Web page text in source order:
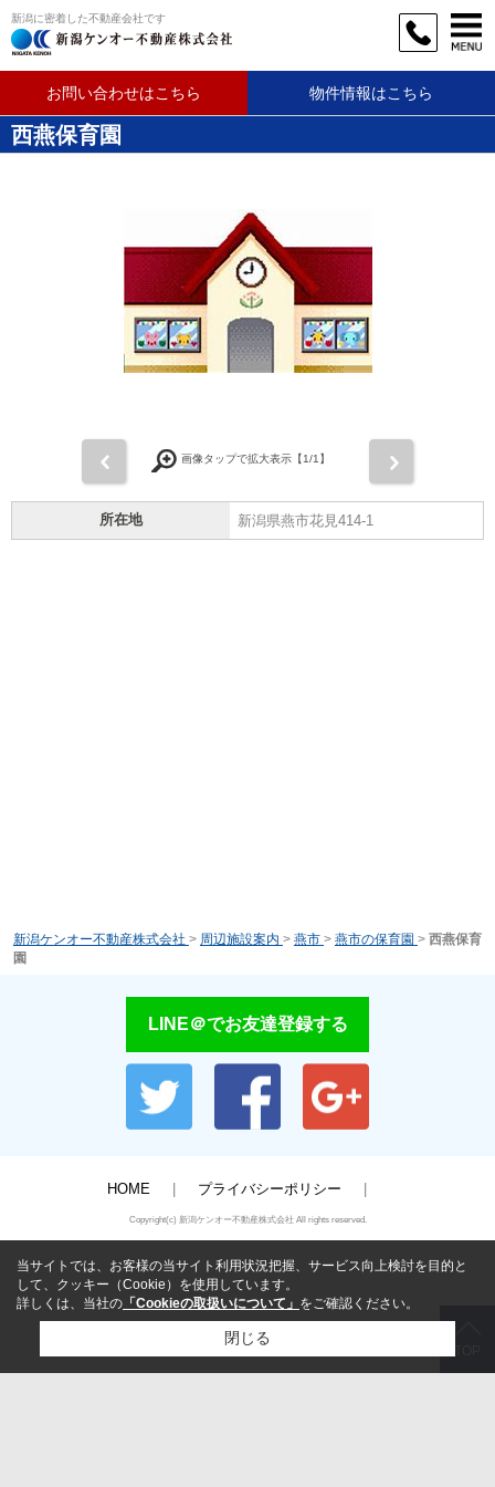
新潟に密着した不動産会社です
お問い合わせはこちら 物件情報はこちら
西燕保育園
画像タップで拡大表示【1/1】
所在地 新潟県燕市花見414-1
新潟ケンオー不動産株式会社 > 周辺施設案内 > 燕市 > 燕市の保育園 > 西燕保育
園
LINE＠でお友達登録する
HOME プライバシーポリシー
Copyright(c) 新潟ケンオー不動産株式会社 All rights reserved.
当サイトでは、お客様の当サイト利用状況把握、サービス向上検討を目的と
して、クッキー（Cookie）を使用しています。
詳しくは、当社の 「Cookieの取扱いについて」 をご確認ください。
閉じる